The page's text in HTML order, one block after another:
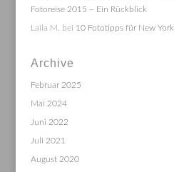
Fotoreise 2015 – Ein Rückblick
Laila M. bei 10 Fototipps für New York
Archive
Februar 2025
Mai 2024
Juni 2022
Juli 2021
August 2020